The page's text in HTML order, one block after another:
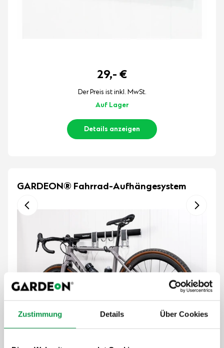
Zustimmung Details Über Cookies
29,- €
Der Preis ist inkl. MwSt.
Auf Lager
Details anzeigen
GARDEON® Fahrrad-Aufhängesystem